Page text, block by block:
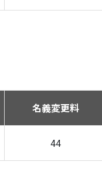
名義変更料
44